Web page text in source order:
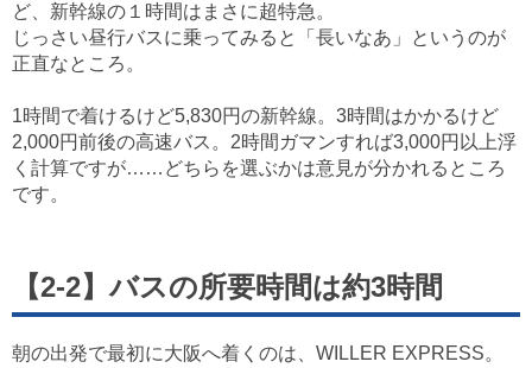
ど、新幹線の１時間はまさに超特急。
じっさい昼行バスに乗ってみると「長いなあ」というのが
正直なところ。
1時間で着けるけど5,830円の新幹線。3時間はかかるけど
2,000円前後の高速バス。2時間ガマンすれば3,000円以上浮
く計算ですが……どちらを選ぶかは意見が分かれるところ
です。
【2-2】バスの所要時間は約3時間
朝の出発で最初に大阪へ着くのは、WILLER EXPRESS。